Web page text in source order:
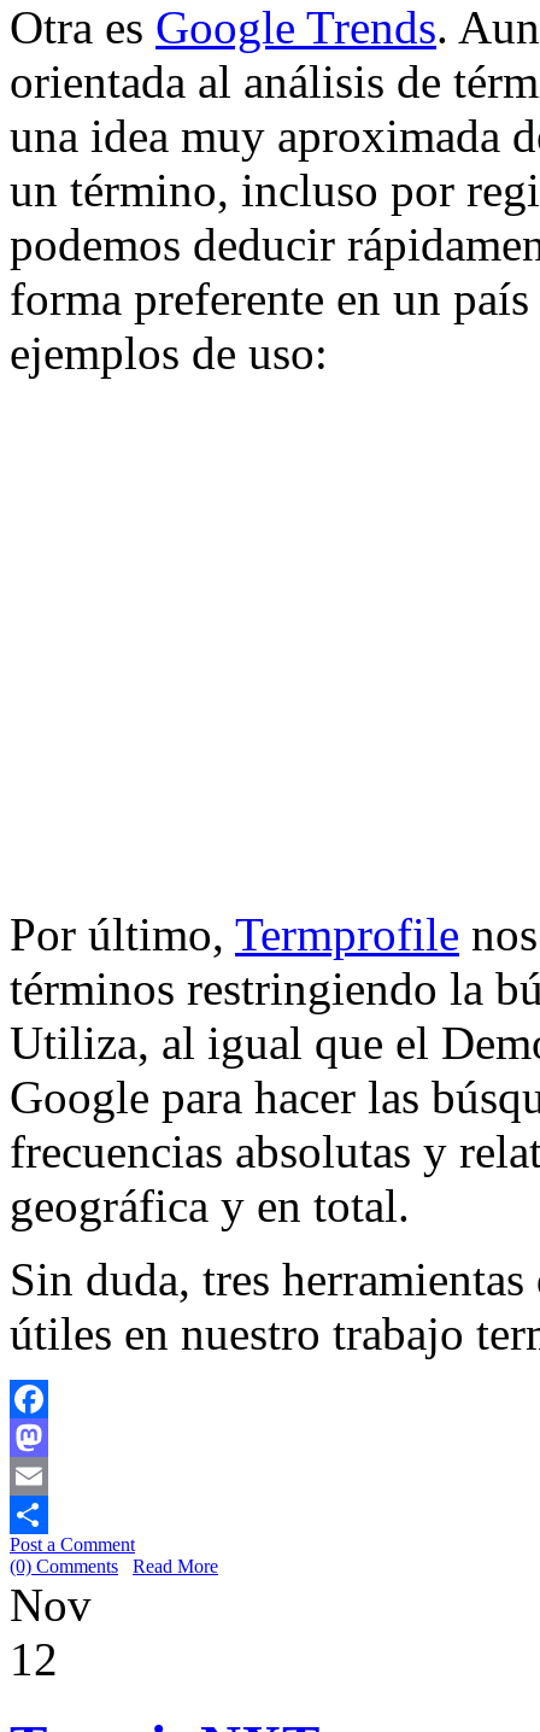
Otra es Google Trends.
orientada al análisis de
una idea muy aproximada
un término, incluso por
podemos deducir
forma preferente en un
ejemplos de uso:
Por último, Termprofile
términos restringiendo la
Utiliza, al igual que el
Google para hacer las
frecuencias absolutas y
geográfica y en total.
Sin duda, tres
útiles en nuestro trabajo
Facebook
Mastodon
Email
Share
Post a Comment
(0) Comments
Read More
Nov
12